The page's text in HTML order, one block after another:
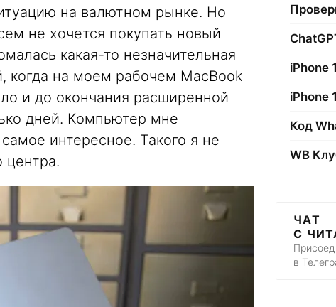
на валютном рынке. Но
не хочется покупать новый
какая-то незначительная
когда на моем рабочем MacBook
и до окончания расширенной
дней. Компьютер мне
интересное. Такого я не
центра.
iPhone
iPhone
Код
WB
ЧАТ
С
в